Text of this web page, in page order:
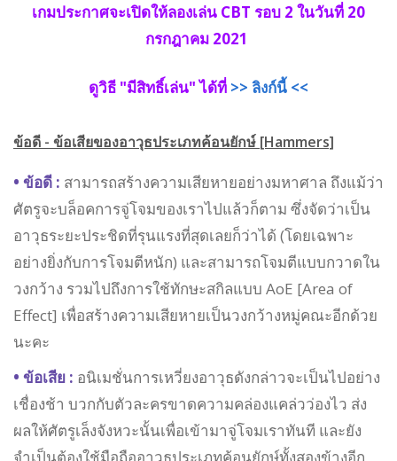
เกมประกาศจะเปิดให้ลองเล่น CBT รอบ 2 ในวันที่ 20
กรกฎาคม 2021
ดูวิธี "มีสิทธิ์เล่น" ได้ที่ >> ลิงก์นี้ <<
ข้อดี - ข้อเสียของอาวุธประเภทค้อนยักษ์ [Hammers]
• ข้อดี : สามารถสร้างความเสียหายอย่างมหาศาล ถึงแม้ว่า
ศัตรูจะบล็อคการจู่โจมของเราไปแล้วก็ตาม ซึ่งจัดว่าเป็น
อาวุธระยะประชิดที่รุนแรงที่สุดเลยก็ว่าได้ (โดยเฉพาะ
อย่างยิ่งกับการโจมตีหนัก) และสามารถโจมตีแบบกวาดใน
วงกว้าง รวมไปถึงการใช้ทักษะสกิลแบบ AoE [Area of
Effect] เพื่อสร้างความเสียหายเป็นวงกว้างหมู่คณะอีกด้วย
นะคะ
• ข้อเสีย : อนิเมชั่นการเหวี่ยงอาวุธดังกล่าวจะเป็นไปอย่าง
เชื่องช้า บวกกับตัวละครขาดความคล่องแคล่วว่องไว ส่ง
ผลให้ศัตรูเล็งจังหวะนั้นเพื่อเข้ามาจู่โจมเราทันที และยัง